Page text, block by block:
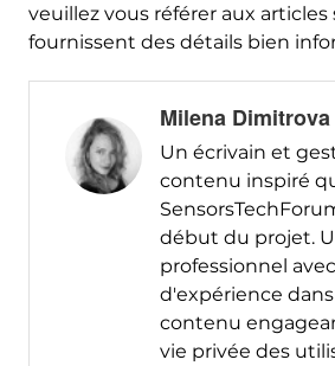
veuillez vous référer aux
fournissent des détails bien
Milena Dimitrova
Un écrivain et
contenu inspiré
début du projet.
professionnel
d'expérience
contenu
vie privée des